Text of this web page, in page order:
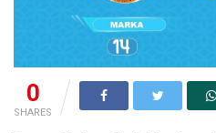
0
SHARES